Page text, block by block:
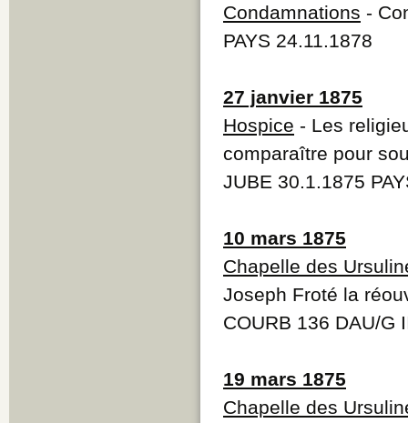
Condamnations -
PAYS 24.11.1878
27 janvier 1875
Hospice - Les
comparaître pour
JUBE 30.1.1875
10 mars 1875
Chapelle des
Joseph Froté la
COURB 136 DAU/G
19 mars 1875
Chapelle des